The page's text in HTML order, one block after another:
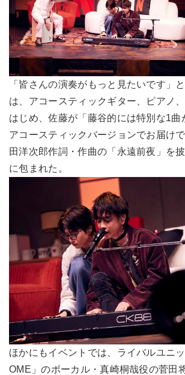
「皆さんの演奏がもっと見たいです」
は、アコースティックギター、ピアノ
はじめ、佐藤が「藤谷的には特別な1曲
アコースティックバージョンでお届け
田洋次郎作詞・作曲の「永遠前夜」を
に包まれた。
ほかにもイベントでは、ライバルユニ
OME」のボーカル・真崎桐哉役の菅田